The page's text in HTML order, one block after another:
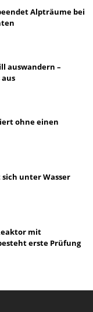
Alpträume bei
auswandern –
ohne einen
unter Wasser
mit
erste Prüfung